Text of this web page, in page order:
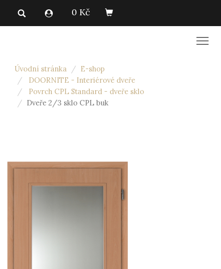
0 Kč
Úvodní stránka
E-shop
DOORNITE - Interiérové dveře
Povrch CPL Standard - dveře sklo
Dveře 2/3 sklo CPL buk